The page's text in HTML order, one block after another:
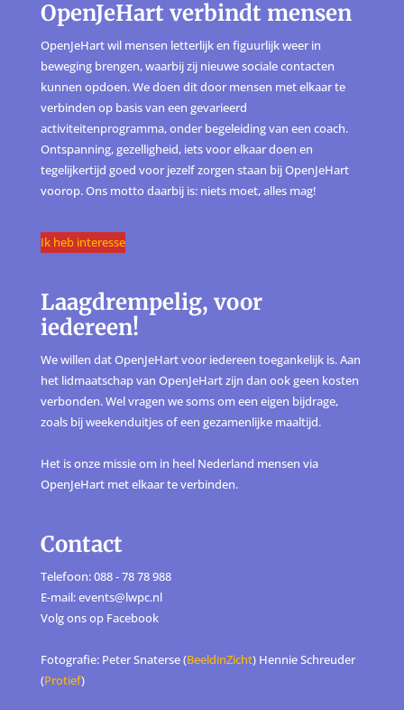
OpenJeHart verbindt mensen
OpenJeHart wil mensen letterlijk en figuurlijk weer in
beweging brengen, waarbij zij nieuwe sociale contacten
kunnen opdoen. We doen dit door mensen met elkaar te
verbinden op basis van een gevarieerd
activiteitenprogramma, onder begeleiding van een coach.
Ontspanning, gezelligheid, iets voor elkaar doen en
tegelijkertijd goed voor jezelf zorgen staan bij OpenJeHart
voorop. Ons motto daarbij is: niets moet, alles mag!
Ik heb interesse
Laagdrempelig, voor
iedereen!
We willen dat OpenJeHart voor iedereen toegankelijk is. Aan
het lidmaatschap van OpenJeHart zijn dan ook geen kosten
verbonden. Wel vragen we soms om een eigen bijdrage,
zoals bij weekenduitjes of een gezamenlijke maaltijd.
Het is onze missie om in heel Nederland mensen via
OpenJeHart met elkaar te verbinden.
Contact
Telefoon: 088 - 78 78 988
E-mail: events@lwpc.nl
Volg ons op Facebook
Fotografie: Peter Snaterse (BeeldinZicht) Hennie Schreuder
(Protief)